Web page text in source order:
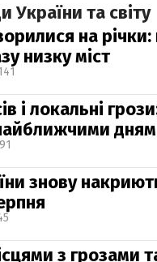
України та світу
на річки:
низку міст
і локальні
знову
з грозами